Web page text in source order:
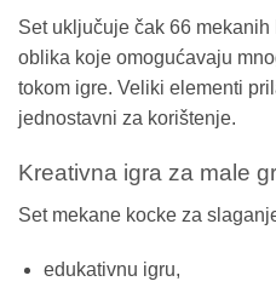
Set uključuje čak 66
oblika koje omogućavaju
tokom igre. Veliki elementi
jednostavni za korištenje.
Kreativna igra za male
Set mekane kocke za
edukativnu igru,